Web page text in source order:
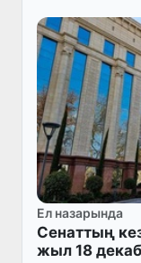
Ел назарында
Сенаттың
жыл 18